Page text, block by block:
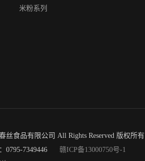
米粉系列
丝食品有限公司 All Rights Reserved 版权所有
0795-7349446 赣ICP备13000750号-1